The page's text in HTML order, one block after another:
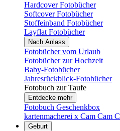
Hardcover Fotobücher
Softcover Fotobücher
Stoffeinband Fotobücher
Layflat Fotobücher
Nach Anlass
Fotobücher vom Urlaub
Fotobücher zur Hochzeit
Baby-Fotobücher
Jahresrückblick-Fotobücher
Fotobuch zur Taufe
Entdecke mehr
Fotobuch Geschenkbox
kartenmacherei x Cam Cam
Geburt